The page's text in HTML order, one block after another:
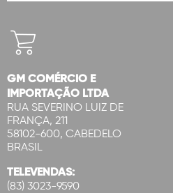
GM COMÉRCIO E
IMPORTAÇÃO LTDA
RUA SEVERINO LUIZ DE
FRANÇA, 211
58102-600, CABEDELO
BRASIL
TELEVENDAS:
(83) 3023-9590